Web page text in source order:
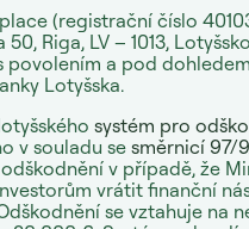
(registrační číslo
Riga, LV – 1013,
povolením a pod dohledem
Lotyšska.
systém pro
v souladu sesměrnicí 97/
v případě, že
vrátit finanční
se vztahuje na